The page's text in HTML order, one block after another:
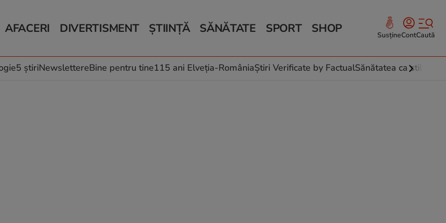
AFACERI
Auto
Locuri de muncă
DIVERTISMENT
Horoscop
Muzică și Filme
ȘTIINȚĂ
Schimbări climatice
SĂNĂTATE
Relații
Rețete culinare
SPORT SHOP SusțineContCaută
5 știriNewslettereBine pentru tine115 ani Elveția-RomâniaȘtiri Verificate by FactualSănătatea ca stil de